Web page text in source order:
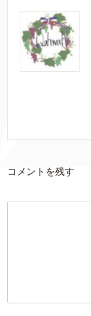
コメントを残す